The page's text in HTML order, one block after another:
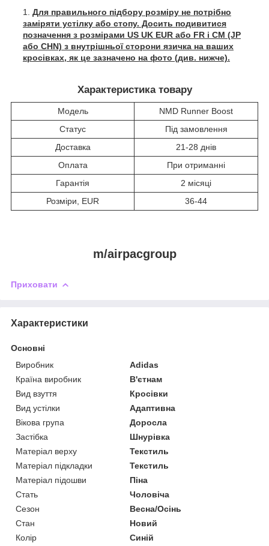
Для правильного підбору розміру не потрібно
заміряти устілку або стопу. Досить подивитися
позначення з розмірами US UK EUR або FR і СМ (JP
або CHN) з внутрішньої сторони язичка на ваших
кросівках, як це зазначено на фото (див. нижче).
Характеристика товару
Модель
NMD Runner Boost
Статус
Під замовлення
Доставка
21-28 днів
Оплата
При отриманні
Гарантія
2 місяці
Розміри, EUR
36-44
m/airpacgroup
Приховати
Характеристики
Основні
Виробник
Adidas
Країна виробник
В'єтнам
Вид взуття
Кросівки
Вид устілки
Адаптивна
Вікова група
Доросла
Застібка
Шнурівка
Матеріал верху
Текстиль
Матеріал підкладки
Текстиль
Матеріал підошви
Піна
Стать
Чоловіча
Сезон
Весна/Осінь
Стан
Новий
Колір
Синій